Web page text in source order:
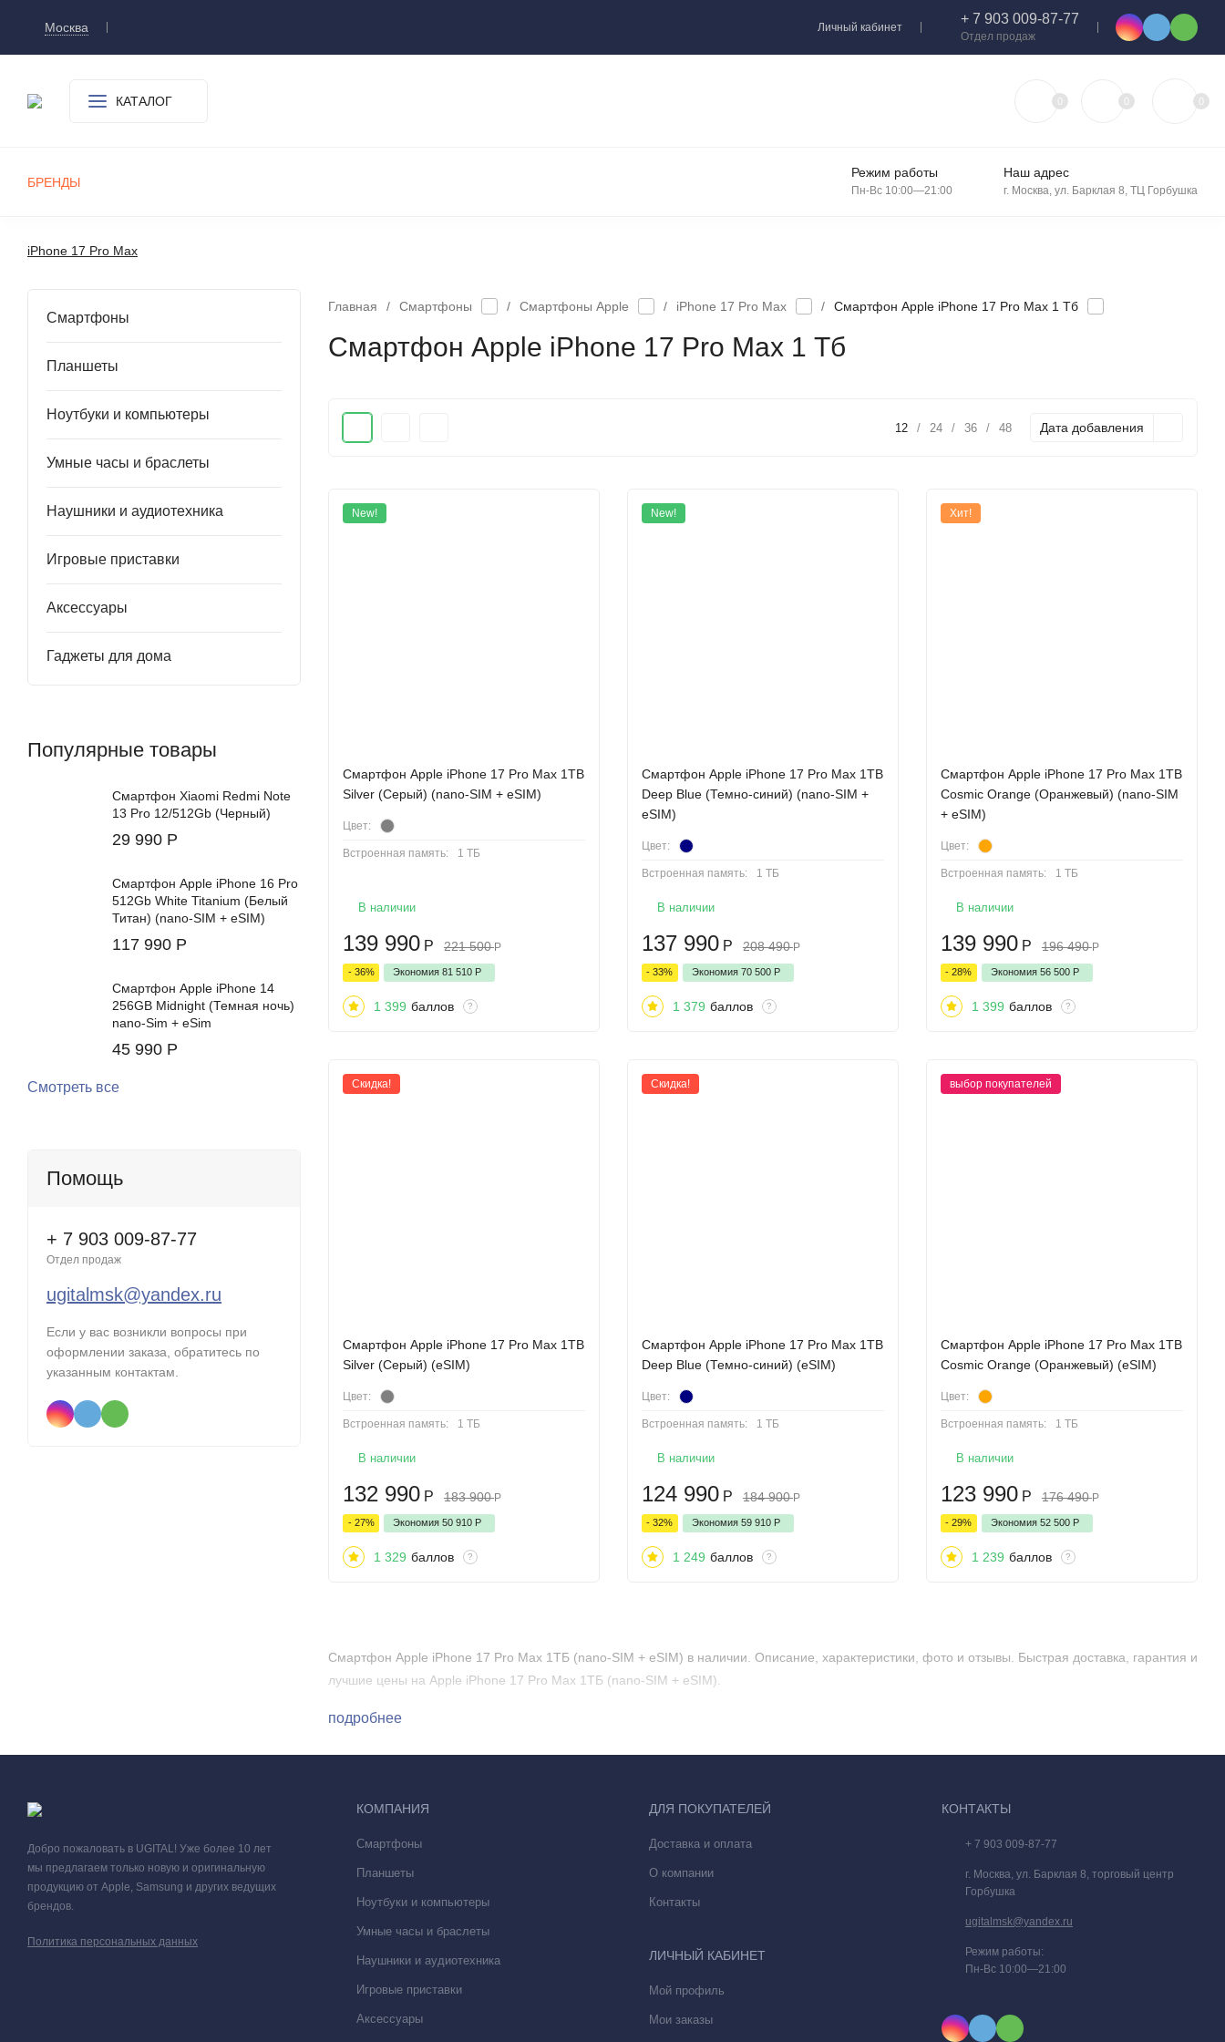
Москва Личный кабинет
+ 7 903 009-87-77
Отдел продаж
КАТАЛОГ 0 0 0
БРЕНДЫ
Режим работы
Пн-Вс 10:00—21:00
Наш адрес
г. Москва, ул. Барклая 8, ТЦ Горбушка
iPhone 17 Pro Max
Смартфоны
Планшеты
Ноутбуки и компьютеры
Умные часы и браслеты
Наушники и аудиотехника
Игровые приставки
Аксессуары
Гаджеты для дома
Популярные товары
Смартфон Xiaomi Redmi Note
13 Pro 12/512Gb (Черный)
29 990 Р
Смартфон Apple iPhone 16 Pro
512Gb White Titanium (Белый
Титан) (nano-SIM + eSIM)
117 990 Р
Смартфон Apple iPhone 14
256GB Midnight (Темная ночь)
nano-Sim + eSim
45 990 Р
Смотреть все
Помощь
+ 7 903 009-87-77
Отдел продаж
ugitalmsk@yandex.ru
Если у вас возникли вопросы при
оформлении заказа, обратитесь по
указанным контактам.
Главная / Смартфоны / Смартфоны Apple / iPhone 17 Pro Max / Смартфон Apple iPhone 17 Pro Max 1 Тб
Смартфон Apple iPhone 17 Pro Max 1 Тб
12 / 24 / 36 / 48 Дата добавления
New!
Cмартфон Apple iPhone 17 Pro Max 1TB
Silver (Серый) (nano-SIM + eSIM)
Цвет:
Встроенная память: 1 ТБ
В наличии
139 990 Р 221 500 Р
- 36% Экономия 81 510 Р
1 399 баллов ?
New!
Cмартфон Apple iPhone 17 Pro Max 1TB
Deep Blue (Темно-синий) (nano-SIM +
eSIM)
Цвет:
Встроенная память: 1 ТБ
В наличии
137 990 Р 208 490 Р
- 33% Экономия 70 500 Р
1 379 баллов ?
Хит!
Cмартфон Apple iPhone 17 Pro Max 1TB
Cosmic Orange (Оранжевый) (nano-SIM
+ eSIM)
Цвет:
Встроенная память: 1 ТБ
В наличии
139 990 Р 196 490 Р
- 28% Экономия 56 500 Р
1 399 баллов ?
Скидка!
Cмартфон Apple iPhone 17 Pro Max 1TB
Silver (Серый) (eSIM)
Цвет:
Встроенная память: 1 ТБ
В наличии
132 990 Р 183 900 Р
- 27% Экономия 50 910 Р
1 329 баллов ?
Скидка!
Cмартфон Apple iPhone 17 Pro Max 1TB
Deep Blue (Темно-синий) (eSIM)
Цвет:
Встроенная память: 1 ТБ
В наличии
124 990 Р 184 900 Р
- 32% Экономия 59 910 Р
1 249 баллов ?
выбор покупателей
Cмартфон Apple iPhone 17 Pro Max 1TB
Cosmic Orange (Оранжевый) (eSIM)
Цвет:
Встроенная память: 1 ТБ
В наличии
123 990 Р 176 490 Р
- 29% Экономия 52 500 Р
1 239 баллов ?
Смартфон Apple iPhone 17 Pro Max 1ТБ (nano-SIM + eSIM) в наличии. Описание, характеристики, фото и отзывы. Быстрая доставка, гарантия и
лучшие цены на Apple iPhone 17 Pro Max 1ТБ (nano-SIM + eSIM).
подробнее
Добро пожаловать в UGITAL! Уже более 10 лет
мы предлагаем только новую и оригинальную
продукцию от Apple, Samsung и других ведущих
брендов.
Политика персональных данных
КОМПАНИЯ
Смартфоны
Планшеты
Ноутбуки и компьютеры
Умные часы и браслеты
Наушники и аудиотехника
Игровые приставки
Аксессуары
ДЛЯ ПОКУПАТЕЛЕЙ
Доставка и оплата
О компании
Контакты
ЛИЧНЫЙ КАБИНЕТ
Мой профиль
Мои заказы
КОНТАКТЫ
+ 7 903 009-87-77
г. Москва, ул. Барклая 8, торговый центр
Горбушка
ugitalmsk@yandex.ru
Режим работы:
Пн-Вс 10:00—21:00